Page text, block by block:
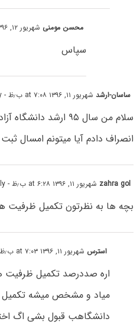
محسن مومنی شهریور ۱۲, ۱۳۹۶ at ۰:۰۲ ق٫ظ
سپاس
ساسان-ارشدشهریور ۱۱, ۱۳۹۶ at ۷:۰۸ ب٫ظ - Reply
سلام من سال ۹۵ ارشد
انصراف دادم آیا میتونم امسال
zahra gol شهریور ۱۱, ۱۳۹۶ at ۶:۲۸ ب٫ظ - Reply
بچه ها به نظرتون تکمیل
استرس شهریور ۱۱, ۱۳۹۶ at ۷:۰۳ ب٫ظ
اره صددرصد تکمیل ظرفیت
میاد و مشخص میشه
دانشگاهب قبول بشی اگ